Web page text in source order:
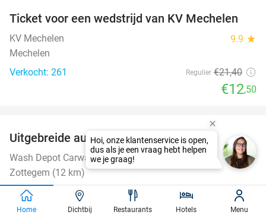
42%
Ticket voor een wedstrijd van KV Mechelen
KV Mechelen 9.9 star
Mechelen
Verkocht: 261
Regulier €21,40
€12,50
32%
Uitgebreide autowasbeurt in Zottegem
Wash Depot Carwash 10.0star
Zottegem (12 km)
Verkocht: 765
€20
€13,60
Home Dichtbij Restaurants Hotels Menu